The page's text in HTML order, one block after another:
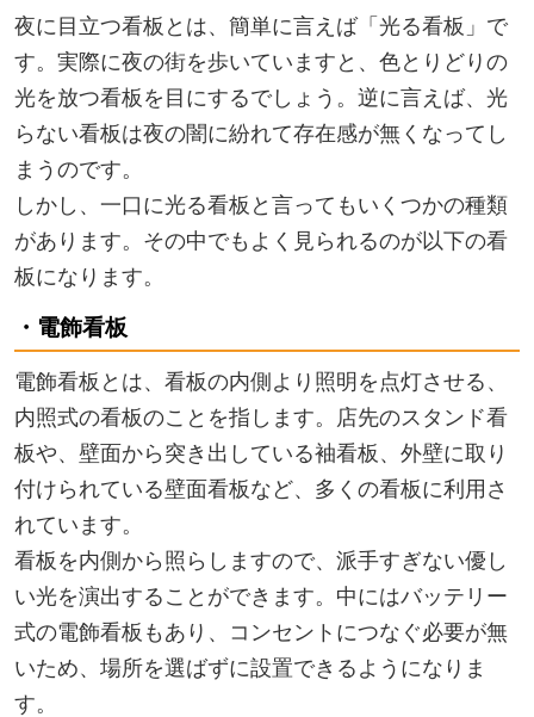
夜に目立つ看板とは、簡単に言えば「光る看板」で
す。実際に夜の街を歩いていますと、色とりどりの
光を放つ看板を目にするでしょう。逆に言えば、光
らない看板は夜の闇に紛れて存在感が無くなってし
まうのです。
しかし、一口に光る看板と言ってもいくつかの種類
があります。その中でもよく見られるのが以下の看
板になります。
・電飾看板
電飾看板とは、看板の内側より照明を点灯させる、
内照式の看板のことを指します。店先のスタンド看
板や、壁面から突き出している袖看板、外壁に取り
付けられている壁面看板など、多くの看板に利用さ
れています。
看板を内側から照らしますので、派手すぎない優し
い光を演出することができます。中にはバッテリー
式の電飾看板もあり、コンセントにつなぐ必要が無
いため、場所を選ばずに設置できるようになりま
す。